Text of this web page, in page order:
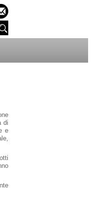
di
e